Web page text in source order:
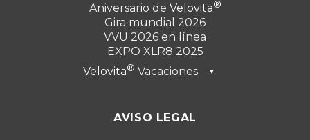
Aniversario de Velovita
Gira mundial 2026
VVU 2026 en línea
EXPO XLR8 2025
Velovita
Vacaciones ▼
Turquía 2025
AVISO LEGAL